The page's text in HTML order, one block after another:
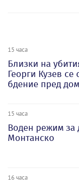
15 часа
Близки на
Георги Кузев се
бдение пред
15 часа
Воден режим за
Монтанско
16 часа